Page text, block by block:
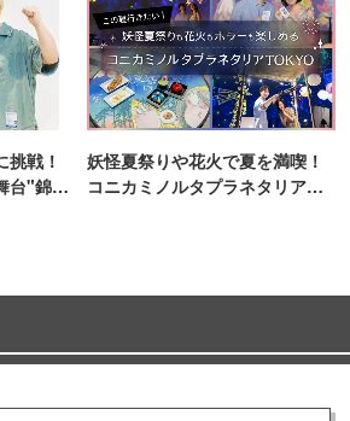
挑戦！
台"錦糸
妖怪夏祭りや花火で夏を満喫！
コニカミノルタプラネタリア